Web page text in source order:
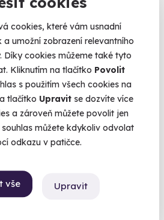
cookies, které vám usnadní
a umožní zobrazení relevantního
Díky cookies můžeme také tyto
Kliknutím na tlačítko Povolit
s použitím všech cookies na
tlačítko Upravit se dozvíte více
a zároveň můžete povolit jen
souhlas můžete kdykoliv odvolat
odkazu v patičce.
vše Upravit
08. 2026
Malorážky - 9 zbraní